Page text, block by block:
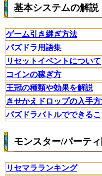
基本システムの解説
ゲーム引き継ぎ方法
パズドラ用語集
リセットイベントについて
コインの稼ぎ方
王冠の種類や効果を解説
きせかえドロップの入手
パズドラバトルでできるこ
モンスター/パーテ
リセマラランキング